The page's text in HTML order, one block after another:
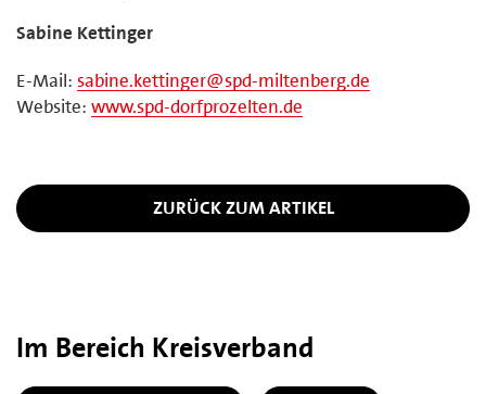
Sabine Kettinger
E-Mail: sabine.kettinger@spd-miltenberg.de
Website: www.spd-dorfprozelten.de
ZURÜCK ZUM ARTIKEL
Im Bereich Kreisverband